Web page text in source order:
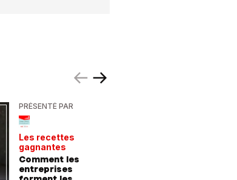
PRÉSENTÉ PAR
Les recettes
gagnantes
Comment les
entreprises